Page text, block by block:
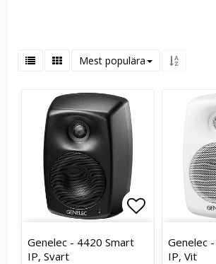
Mest populära
Lägg till i
Lägg till i
Genelec - 4420 Smart
IP, Svart
Genelec
IP, Vit